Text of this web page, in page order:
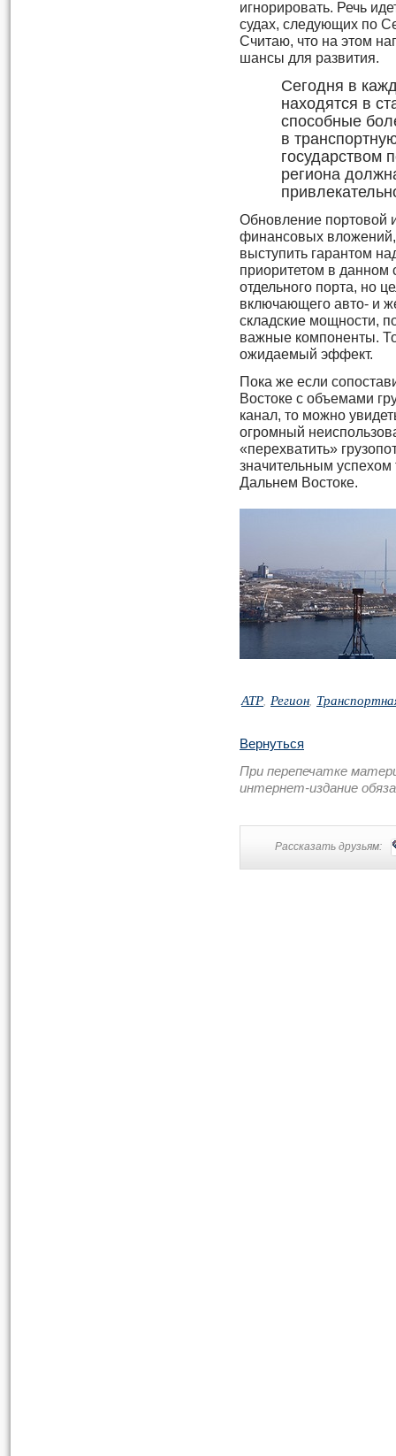
игнорировать. Речь
судах, следующих по
Считаю, что на этом
шансы для развития.
Сегодня в
находятся в
способные
в
государством
региона
Обновление портовой
финансовых вложений,
выступить гарантом
приоритетом в данном
отдельного порта, но
включающего авто- и
складские мощности,
важные компоненты.
ожидаемый эффект.
Пока же если
Востоке с объемами
канал, то можно
огромный
«перехватить»
значительным успехом
Дальнем Востоке.
АТР, Регион,
Вернуться
При перепечатке
интернет-издание
Рассказать друзьям: